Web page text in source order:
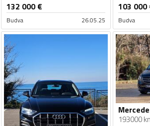
132 000€
Budva 26.05.25
103 000
Budva
193000